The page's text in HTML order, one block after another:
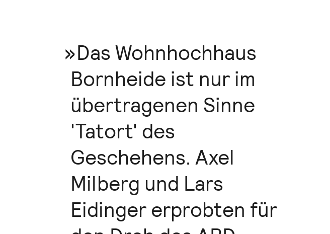
Das Wohnhochhaus
Bornheide ist nur im
übertragenen Sinne
'Tatort' des
Geschehens. Axel
Milberg und Lars
Eidinger erprobten für